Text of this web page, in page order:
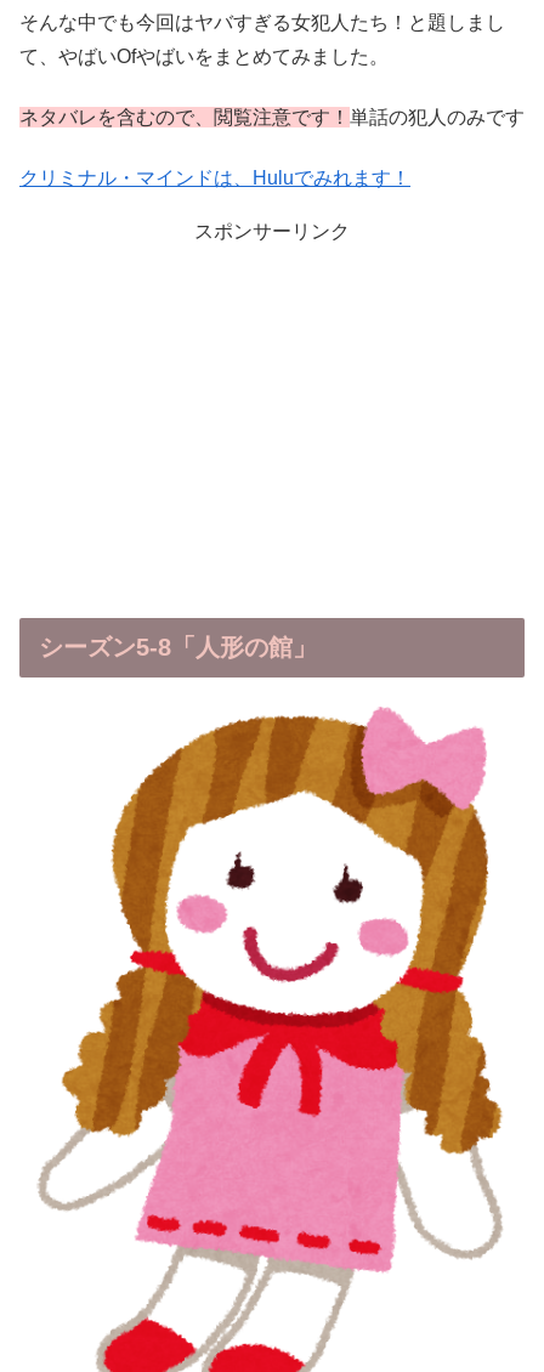
そんな中でも今回はヤバすぎる女犯人たち！と題しまし
て、やばいOfやばいをまとめてみました。
ネタバレを含むので、閲覧注意です！ 単話の犯人のみです
クリミナル・マインドは、Huluでみれます！
スポンサーリンク
シーズン5-8「人形の館」